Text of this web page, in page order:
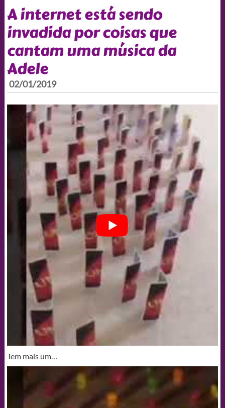
A internet está sendo
invadida por coisas que
cantam uma música da
Adele
02/01/2019
Tem mais um…